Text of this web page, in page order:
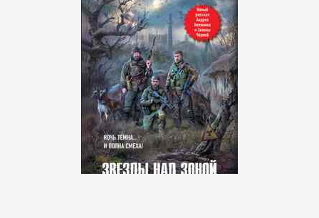
персонала
инвестиции
Экономика